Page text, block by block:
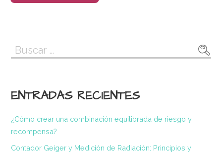
Buscar:
ENTRADAS RECIENTES
¿Cómo crear una combinación equilibrada de riesgo y
recompensa?
Contador Geiger y Medición de Radiación: Principios y